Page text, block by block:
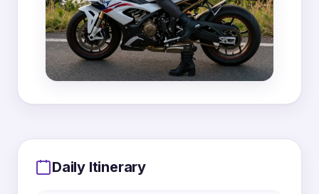
MapLibre|OpenFreeMap © OpenMapTilesData fromOpenStreetMap
Daily Itinerary